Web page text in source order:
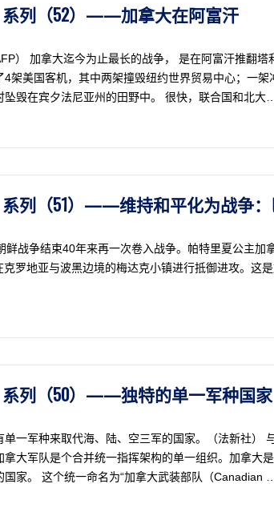
系列（52）——加拿大在阿富汗
） 加拿大迄今为止最长的战争， 是在阿富汗推翻塔
架美国客机，其中两架撞毁纽约世界贸易中心；一架
毁在宾夕法尼亚州的田野中。 很快，联合国和北大…
系列（51）——维持和平化为战争
战争结束40年来再一次卷入战争。帕特里夏公主加
罗地亚与波黑边境的梅达克小镇进行抵御进攻。这
系列（50）——独特的单一军种国家
一军种来取代海、陆、空三军的国家。（法新社）
大军队是个合并统一指挥架构的单一组织。加拿大
家。 这个统一命名为“加拿大武装部队（Canadian …